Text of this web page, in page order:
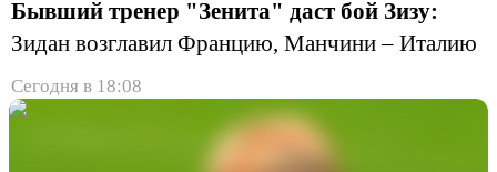
Бывший тренер "Зенита" даст бой Зизу:
Зидан возглавил Францию, Манчини – Италию
Сегодня в 18:08